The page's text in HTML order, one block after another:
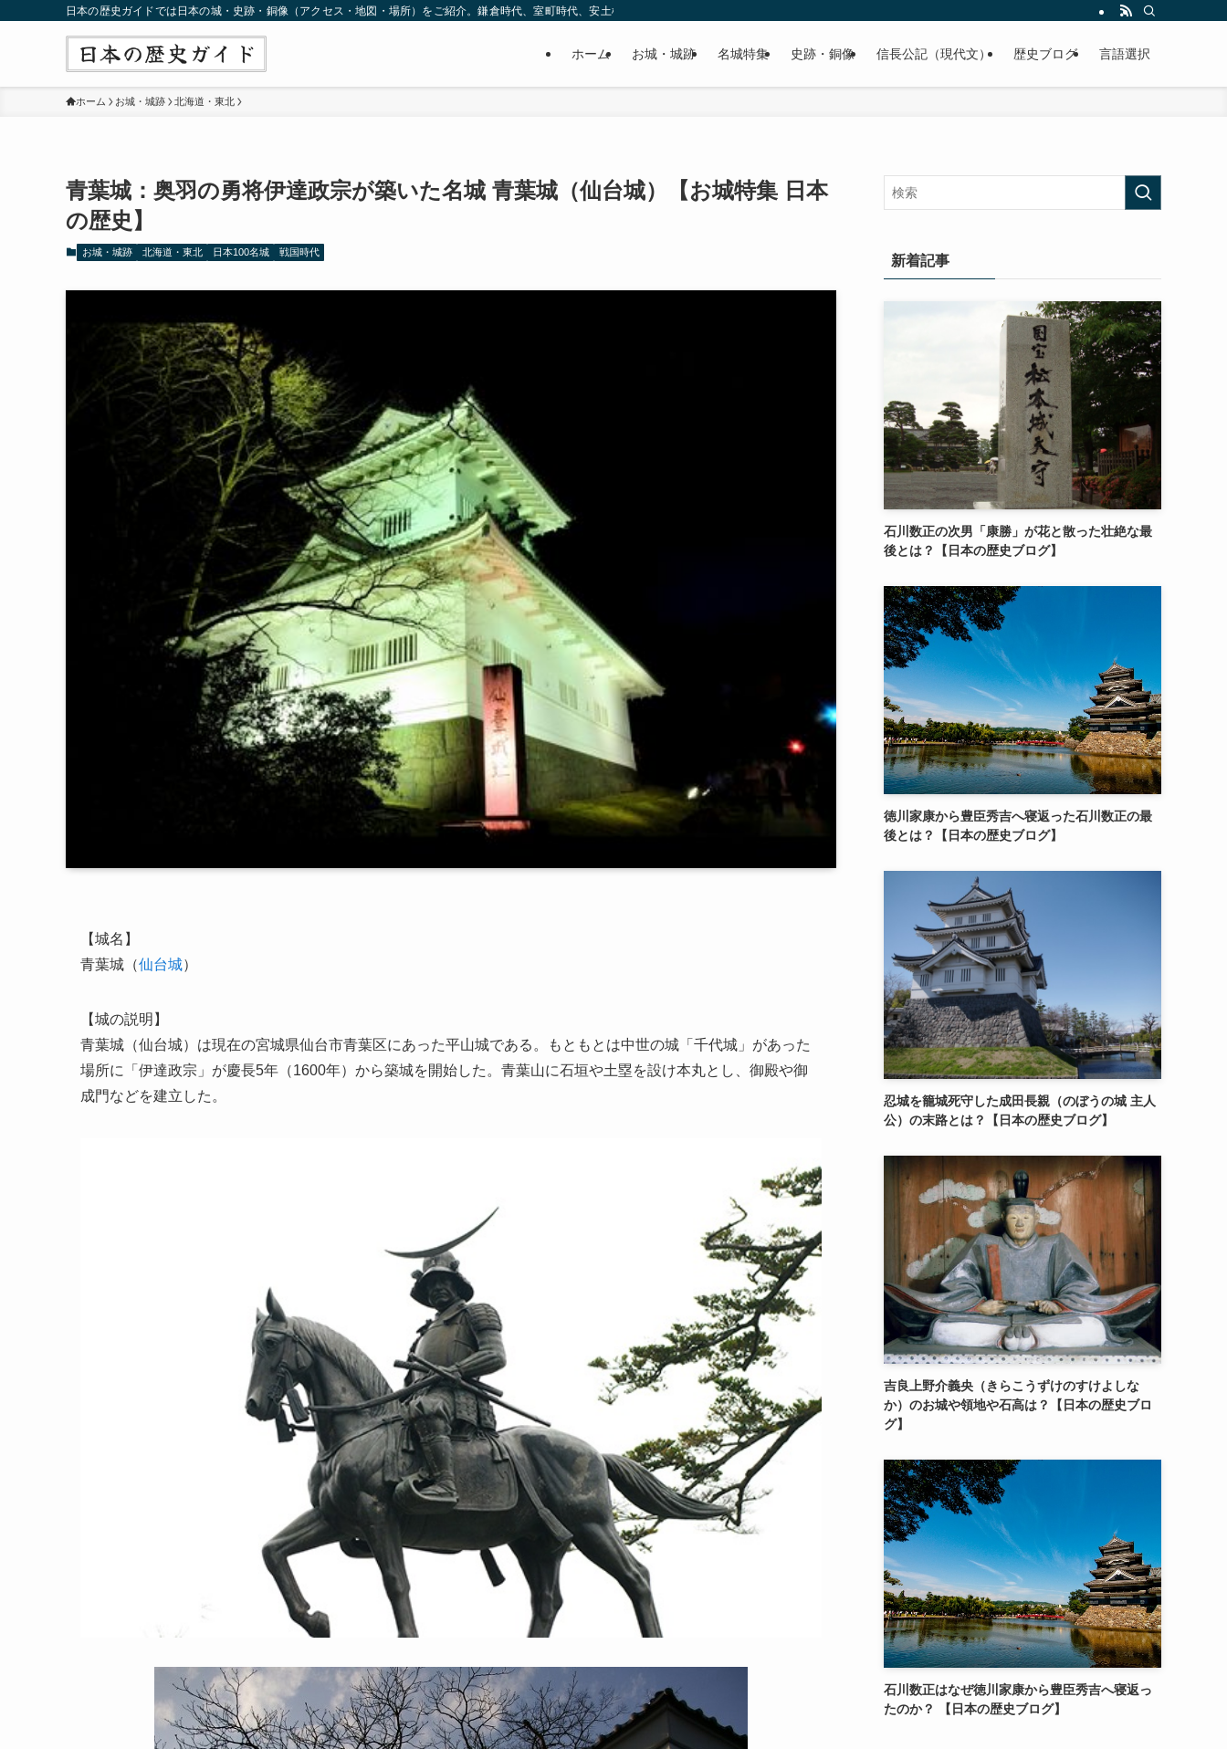
日本の歴史ガイドでは日本の城・史跡・銅像（アクセス・地図・場所）をご紹介。鎌倉時代、室町時代、安土桃山時代（戦国時代）、江戸時代と幅広くご紹介致します。
ホーム お城・城跡 名城特集 史跡・銅像 信長公記（現代文） 歴史ブログ 言語選択
ホーム お城・城跡 北海道・東北
青葉城：奥羽の勇将伊達政宗が築いた名城 青葉城（仙台城）【お城特集 日本
の歴史】
お城・城跡 北海道・東北 日本100名城 戦国時代
【城名】
青葉城（仙台城）
【城の説明】
青葉城（仙台城）は現在の宮城県仙台市青葉区にあった平山城である。もともとは中世の城「千代城」があった
場所に「伊達政宗」が慶長5年（1600年）から築城を開始した。青葉山に石垣や土塁を設け本丸とし、御殿や御
成門などを建立した。
新着記事
石川数正の次男「康勝」が花と散った壮絶な最
後とは？【日本の歴史ブログ】
徳川家康から豊臣秀吉へ寝返った石川数正の最
後とは？【日本の歴史ブログ】
忍城を籠城死守した成田長親（のぼうの城 主人
公）の末路とは？【日本の歴史ブログ】
吉良上野介義央（きらこうずけのすけよしな
か）のお城や領地や石高は？【日本の歴史ブロ
グ】
石川数正はなぜ徳川家康から豊臣秀吉へ寝返っ
たのか？ 【日本の歴史ブログ】